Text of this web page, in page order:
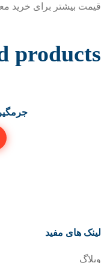
قیمت بیشتر برای خرید
products
لینک های مفید
وبلاگ